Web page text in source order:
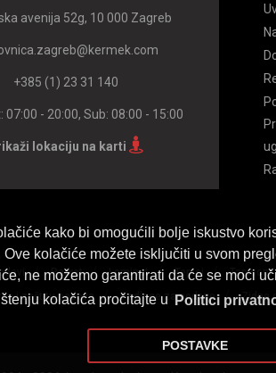
kako bi omogućili bolje iskustvo
Ove kolačiće možete isključiti u svom
ne možemo garantirati da će se moći
kolačića pročitajte u
Politici
POSTAVKE
avenija 52g, 10 000 Zagreb
+385 (1) 23 31 140
07:00 - 20:00, Sub: 08:00 - 15:00
lokaciju na karti
/ Parket / Laminat / Tepisi / Tapisoni
i zaštitu podova / Podloge za podove / Zidne